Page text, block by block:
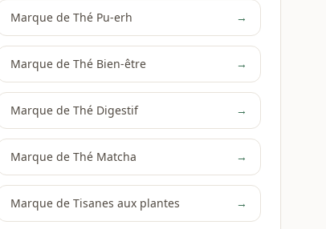
Marque de Thé Pu-erh →
Marque de Thé Bien-être →
Marque de Thé Digestif →
Marque de Thé Matcha →
Marque de Tisanes aux plantes →